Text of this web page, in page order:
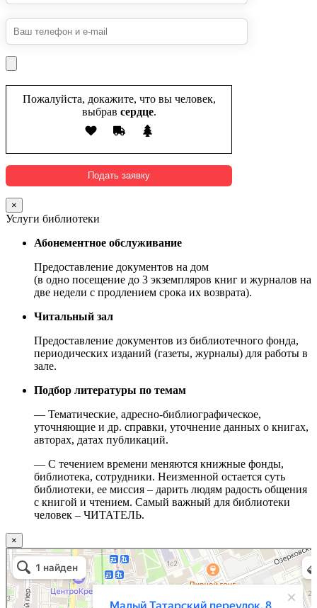
Пожалуйста, докажите, что вы человек,
выбрав сердце.
×
Услуги библиотеки
Абонементное обслуживание
Предоставление документов на дом
(в одно посещение до 3 экземпляров книг и журналов на
две недели с продлением срока их возврата).
Читальный зал
Предоставление документов из библиотечного фонда,
периодических изданий (газеты, журналы) для работы в
зале.
Подбор литературы по темам
— Тематические, адресно-библиографическое,
уточняющие и др. справки, уточнение данных о книгах,
авторах, датах публикаций.
— С течением времени меняются книжные фонды,
библиотека, сотрудники. Неизменной остается суть
библиотеки, ее миссия – дарить людям радость общения
с книгой и чтением. Самый важный для библиотеки
человек – ЧИТАТЕЛЬ.
×
Москва
Малый Татарский переулок, 8 на карте Москвы, ближайшее метро Новокузнецкая —
Яндекс.Карты